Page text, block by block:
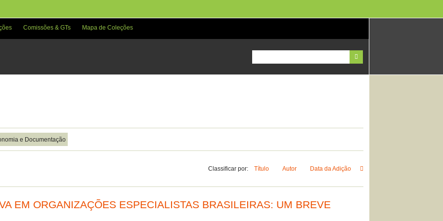
Comissões & GTs Mapa de Coleções
e Documentação
Classificar por: Título Autor Data da Adição
EM ORGANIZAÇÕES ESPECIALISTAS BRASILEIRAS: UM BREVE